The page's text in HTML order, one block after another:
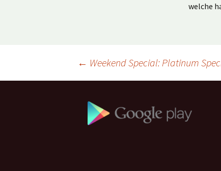
welche
← Weekend Special: Platinum